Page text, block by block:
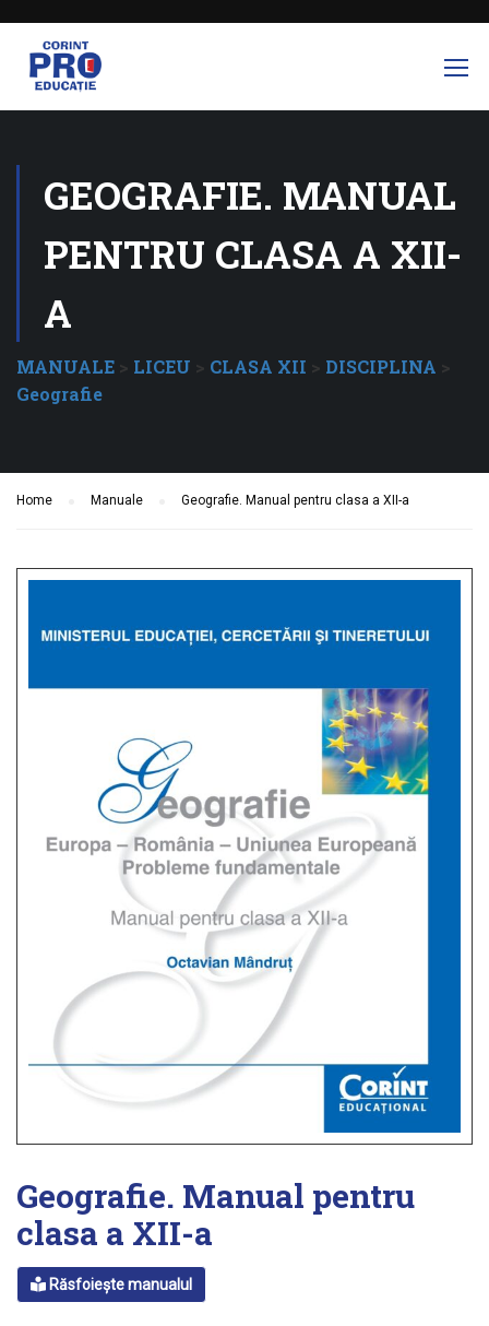
GEOGRAFIE. MANUAL
PENTRU CLASA A XII-
A
MANUALE > LICEU > CLASA XII > DISCIPLINA >
Geografie
Home Manuale Geografie. Manual pentru clasa a XII-a
Geografie. Manual pentru
clasa a XII-a
Răsfoiește manualul